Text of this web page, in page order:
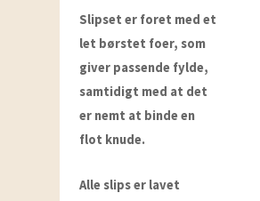
Slipset er foret med et
let børstet foer, som
giver passende fylde,
samtidigt med at det
er nemt at binde en
flot knude.
Alle slips er lavet